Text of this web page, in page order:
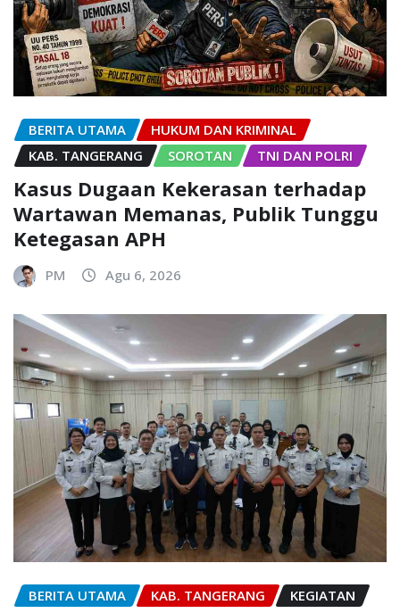
BERITA UTAMA
HUKUM DAN KRIMINAL
KAB. TANGERANG
SOROTAN TNI DAN POLRI
Kasus Dugaan Kekerasan terhadap
Wartawan Memanas, Publik Tunggu
Ketegasan APH
PM Agu 6, 2026
BERITA UTAMA KAB. TANGERANG KEGIATAN